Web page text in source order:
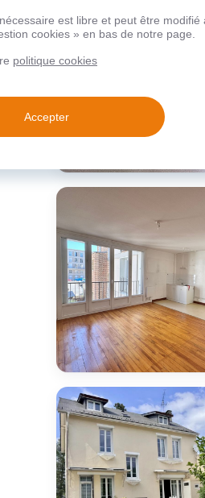
est libre et peut être
cookies » en bas de notre page.
politique cookies
Accepter